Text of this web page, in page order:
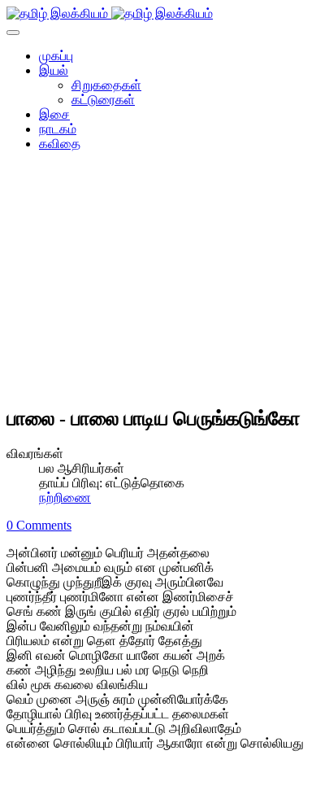
முகப்பு
இயல்
சிறுகதைகள்
கட்டுரைகள்
இசை
நாடகம்
கவிதை
பாலை - பாலை பாடிய பெருங்கடுங்கோ
விவரங்கள்
பல ஆசிரியர்கள்
தாய்ப் பிரிவு: எட்டுத்தொகை
நற்றிணை
0 Comments
அன்பினர் மன்னும் பெரியர் அதன்தலை
பின்பனி அமையம் வரும் என முன்பனிக்
கொழுந்து முந்துறீஇக் குரவு அரும்பினவே
புணர்ந்தீர் புணர்மினோ என்ன இணர்மிசைச்
செங் கண் இருங் குயில் எதிர் குரல் பயிற்றும்
இன்ப வேனிலும் வந்தன்று நம்வயின்
பிரியலம் என்று தௌ த்தோர் தேஎத்து
இனி எவன் மொழிகோ யானே கயன் அறக்
கண் அழிந்து உலறிய பல் மர நெடு நெறி
வில் மூசு கவலை விலங்கிய
வெம் முனை அருஞ் சுரம் முன்னியோர்க்கே
தோழியால் பிரிவு உணர்த்தப்பட்ட தலைமகள்
பெயர்த்தும் சொல் கடாவப்பட்டு அறிவிலாதேம்
என்னை சொல்லியும் பிரியார் ஆகாரோ என்று சொல்லியது